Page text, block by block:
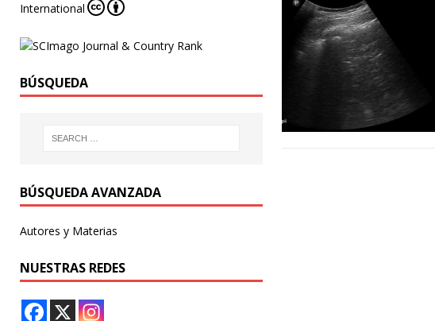
International
BÚSQUEDA
BÚSQUEDA AVANZADA
Autores y Materias
NUESTRAS REDES